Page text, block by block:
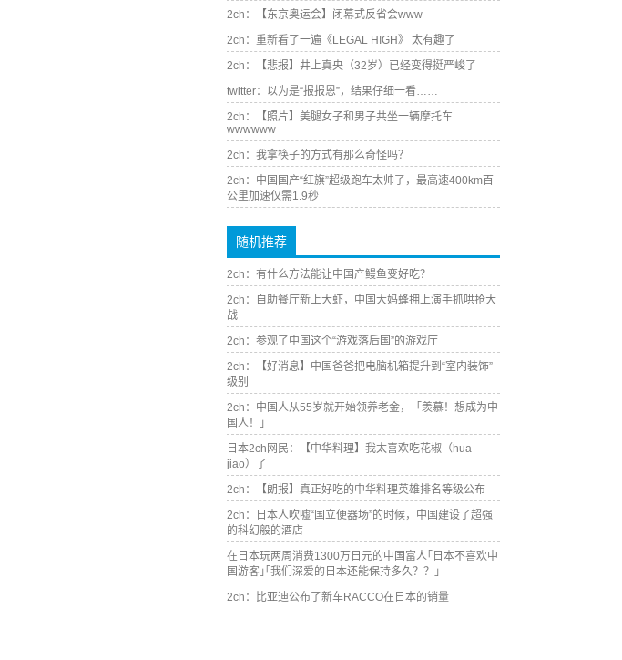
2ch：【东京奥运会】闭幕式反省会www
2ch：重新看了一遍《LEGAL HIGH》 太有趣了
2ch：【悲报】井上真央（32岁）已经变得挺严峻了
twitter：以为是“报报恩”，结果仔细一看……
2ch：【照片】美腿女子和男子共坐一辆摩托车
wwwwww
2ch：我拿筷子的方式有那么奇怪吗？
2ch：中国国产“红旗”超级跑车太帅了，最高速400km百
公里加速仅需1.9秒
随机推荐
2ch：有什么方法能让中国产鳗鱼变好吃？
2ch：自助餐厅新上大虾，中国大妈蜂拥上演手抓哄抢大
战
2ch：参观了中国这个“游戏落后国”的游戏厅
2ch：【好消息】中国爸爸把电脑机箱提升到“室内装饰”
级别
2ch：中国人从55岁就开始领养老金，「羡慕！想成为中
国人！」
日本2ch网民：【中华料理】我太喜欢吃花椒（hua
jiao）了
2ch：【朗报】真正好吃的中华料理英雄排名等级公布
2ch：日本人吹嘘“国立便器场”的时候，中国建设了超强
的科幻般的酒店
在日本玩两周消费1300万日元的中国富人｢日本不喜欢中
国游客｣｢我们深爱的日本还能保持多久？？｣
2ch：比亚迪公布了新车RACCO在日本的销量